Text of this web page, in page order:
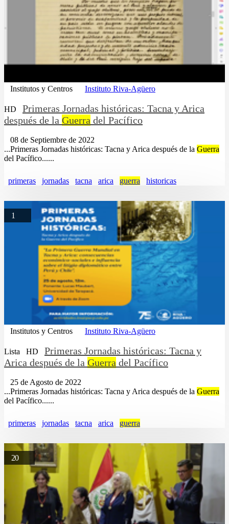
Institutos y Centros Instituto Riva-Agüero
HD
Primeras Jornadas históricas: Tacna y Arica
después de la Guerra del Pacífico
08 de Septiembre de 2022
...Primeras Jornadas históricas: Tacna y Arica después de la Guerra
del Pacífico......
primeras jornadas tacna arica guerra historicas
1
Institutos y Centros Instituto Riva-Agüero
Lista HD
Primeras Jornadas históricas: Tacna y
Arica después de la Guerra del Pacífico
25 de Agosto de 2022
...Primeras Jornadas históricas: Tacna y Arica después de la Guerra
del Pacífico......
primeras jornadas tacna arica guerra
20